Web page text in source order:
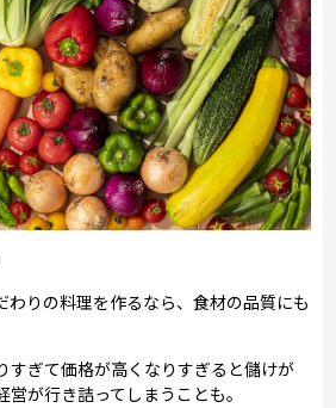
わりの料理を作るなら、食材の品質にも
すぎて価格が高くなりすぎると儲けが
が行き詰ってしまうことも。